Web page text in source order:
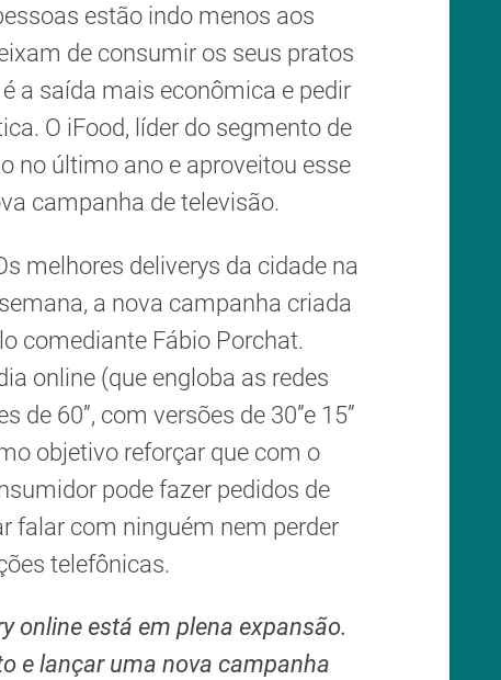
estão indo menos aos
de consumir os seus pratos
a saída mais econômica e pedir
O iFood, líder do segmento de
no último ano e aproveitou esse
campanha de televisão.
melhores deliverys da cidade na
a nova campanha criada
comediante Fábio Porchat.
online (que engloba as redes
de 60”, com versões de 30”e 15”
objetivo reforçar que com o
pode fazer pedidos de
falar com ninguém nem perder
telefônicas.
online está em plena expansão.
e lançar uma nova campanha